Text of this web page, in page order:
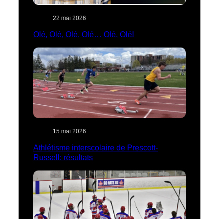
22 mai 2026
Olé, Olé, Olé, Olé… Olé, Olé!
15 mai 2026
Athlétisme interscolaire de Prescott-
Russell: résultats